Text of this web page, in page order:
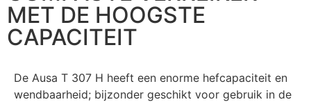
MET DE HOOGSTE
CAPACITEIT
De Ausa T 307 H heeft een enorme hefcapaciteit en
wendbaarheid; bijzonder geschikt voor gebruik in de